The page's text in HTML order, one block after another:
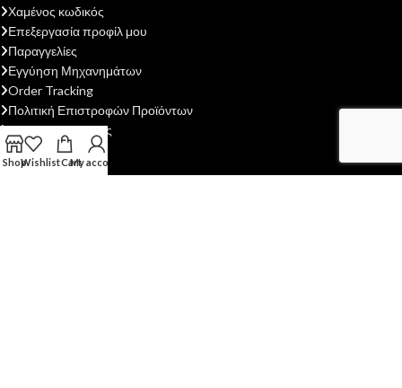
Χαμένος κωδικός
Επεξεργασία προφίλ μου
Παραγγελίες
Εγγύηση Μηχανημάτων
Order Tracking
Πολιτική Επιστροφών Προϊόντων
Τρόποι πληρωμής
ShopWishlistCartMy account